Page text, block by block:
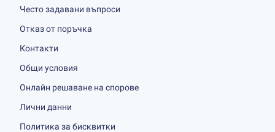
Често задавани въпроси
Отказ от поръчка
Контакти
Общи условия
Онлайн решаване на спорове
Лични данни
Политика за бисквитки